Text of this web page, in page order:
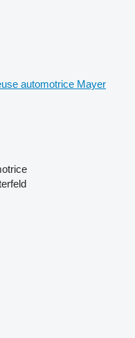
automotrice Mayer